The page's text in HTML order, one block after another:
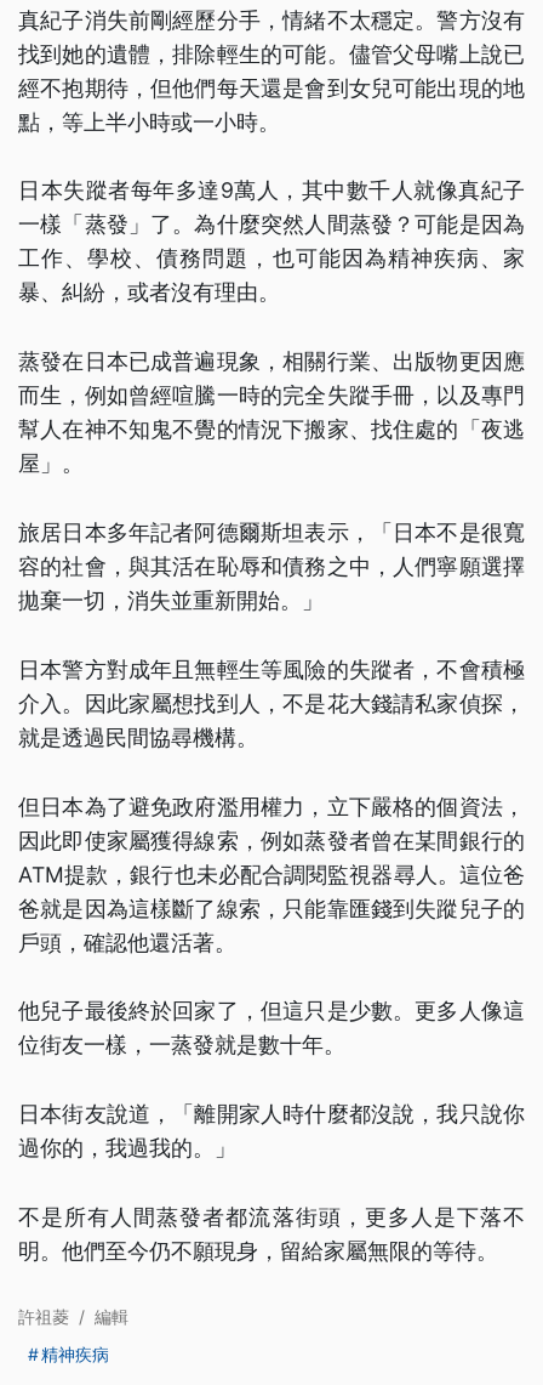
真紀子消失前剛經歷分手，情緒不太穩定。警方沒有
找到她的遺體，排除輕生的可能。儘管父母嘴上說已
經不抱期待，但他們每天還是會到女兒可能出現的地
點，等上半小時或一小時。
日本失蹤者每年多達9萬人，其中數千人就像真紀子
一樣「蒸發」了。為什麼突然人間蒸發？可能是因為
工作、學校、債務問題，也可能因為精神疾病、家
暴、糾紛，或者沒有理由。
蒸發在日本已成普遍現象，相關行業、出版物更因應
而生，例如曾經喧騰一時的完全失蹤手冊，以及專門
幫人在神不知鬼不覺的情況下搬家、找住處的「夜逃
屋」。
旅居日本多年記者阿德爾斯坦表示，「日本不是很寬
容的社會，與其活在恥辱和債務之中，人們寧願選擇
拋棄一切，消失並重新開始。」
日本警方對成年且無輕生等風險的失蹤者，不會積極
介入。因此家屬想找到人，不是花大錢請私家偵探，
就是透過民間協尋機構。
但日本為了避免政府濫用權力，立下嚴格的個資法，
因此即使家屬獲得線索，例如蒸發者曾在某間銀行的
ATM提款，銀行也未必配合調閱監視器尋人。這位爸
爸就是因為這樣斷了線索，只能靠匯錢到失蹤兒子的
戶頭，確認他還活著。
他兒子最後終於回家了，但這只是少數。更多人像這
位街友一樣，一蒸發就是數十年。
日本街友說道，「離開家人時什麼都沒說，我只說你
過你的，我過我的。」
不是所有人間蒸發者都流落街頭，更多人是下落不
明。他們至今仍不願現身，留給家屬無限的等待。
許祖菱 / 編輯
精神疾病